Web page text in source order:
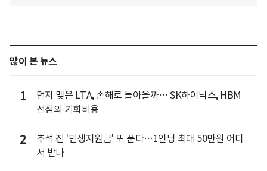
많이 본 뉴스
1
먼저 맺은 LTA, 손해로 돌아올까… SK하이닉스, HBM
선점의 기회비용
2
추석 전 '민생지원금' 또 푼다…1인당 최대 50만원 어디
서 받나